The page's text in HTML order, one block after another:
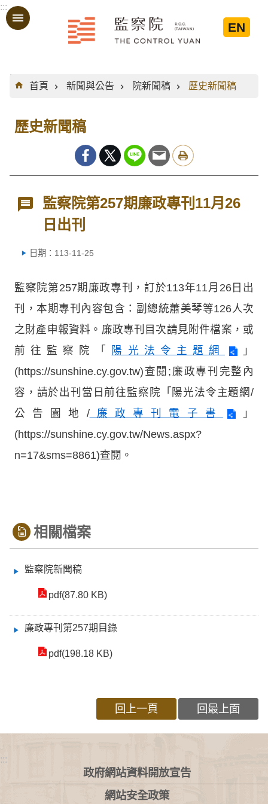
跳到主要內容區塊
:::
EN
:::
首頁
新聞與公告 院新聞稿 歷史新聞稿
歷史新聞稿
監察院第257期廉政專刊11月26
日出刊
日期：113-11-25
監察院第257期廉政專刊，訂於113年11月26日出
刊，本期專刊內容包含：副總統蕭美琴等126人次
之財產申報資料。廉政專刊目次請見附件檔案，或
前往監察院「
陽光法令主題網
」
(https://sunshine.cy.gov.tw)查閱;廉政專刊完整內
容，請於出刊當日前往監察院「陽光法令主題網/
公告園地/廉政專刊電子書
」
(https://sunshine.cy.gov.tw/News.aspx?
n=17&sms=8861)查閱。
相關檔案
監察院新聞稿
pdf(87.80 KB)
廉政專刊第257期目錄
pdf(198.18 KB)
回上一頁 回最上面
:::
政府網站資料開放宣告
網站安全政策